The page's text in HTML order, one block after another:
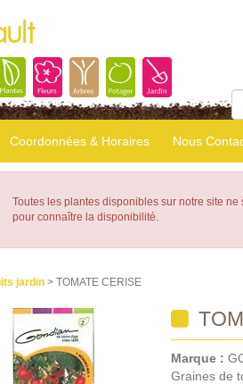
Coordonnées & Horaires Nous
Toutes les plantes disponibles sur notre site
pour connaître la disponibilité.
jardin > TOMATE CERISE
Marque :
Graines de